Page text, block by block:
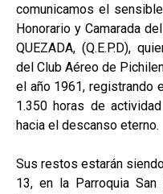
comunicamos el
Honorario y Camarada
QUEZADA, (Q.E.P.D),
del Club Aéreo de
el año 1961, registrando
1.350 horas de
hacia el descanso eterno.
Sus restos estarán
13, en la Parroquia